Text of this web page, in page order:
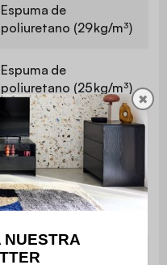
Espuma de
poliuretano (29 kg/m³)
Espuma de
poliuretano (25 kg/m³)
Espuma de
poliuretano (16 kg/m³)
Flexible
No
✖